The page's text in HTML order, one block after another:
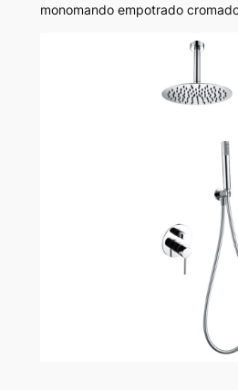
monomando empotrado